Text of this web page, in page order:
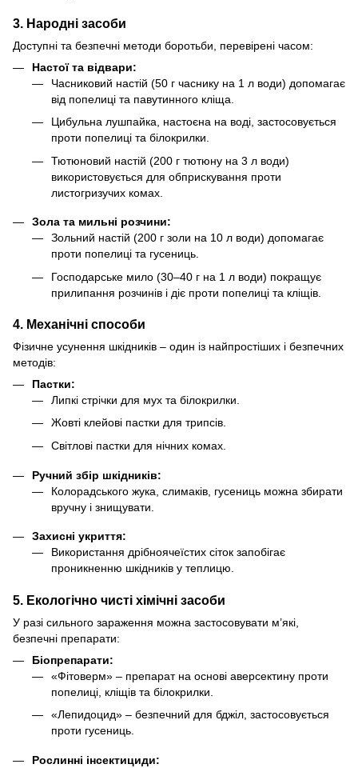
3. Народні засоби
Доступні та безпечні методи боротьби, перевірені часом:
Настої та відвари:
Часниковий настій (50 г часнику на 1 л води) допомагає
від попелиці та павутинного кліща.
Цибульна лушпайка, настоєна на воді, застосовується
проти попелиці та білокрилки.
Тютюновий настій (200 г тютюну на 3 л води)
використовується для обприскування проти
листогризучих комах.
Зола та мильні розчини:
Зольний настій (200 г золи на 10 л води) допомагає
проти попелиці та гусениць.
Господарське мило (30–40 г на 1 л води) покращує
прилипання розчинів і діє проти попелиці та кліщів.
4. Механічні способи
Фізичне усунення шкідників – один із найпростіших і безпечних
методів:
Пастки:
Липкі стрічки для мух та білокрилки.
Жовті клейові пастки для трипсів.
Світлові пастки для нічних комах.
Ручний збір шкідників:
Колорадського жука, слимаків, гусениць можна збирати
вручну і знищувати.
Захисні укриття:
Використання дрібноячеїстих сіток запобігає
проникненню шкідників у теплицю.
5. Екологічно чисті хімічні засоби
У разі сильного зараження можна застосовувати м’які,
безпечні препарати:
Біопрепарати:
«Фітоверм» – препарат на основі аверсектину проти
попелиці, кліщів та білокрилки.
«Лепидоцид» – безпечний для бджіл, застосовується
проти гусениць.
Рослинні інсектициди: